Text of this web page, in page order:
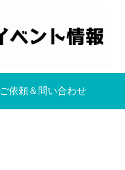
ご依頼＆問い合わせ